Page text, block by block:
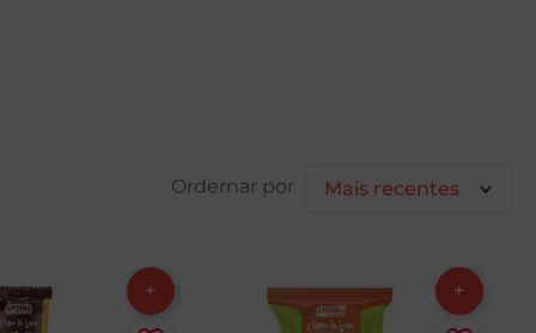
Mais recentes